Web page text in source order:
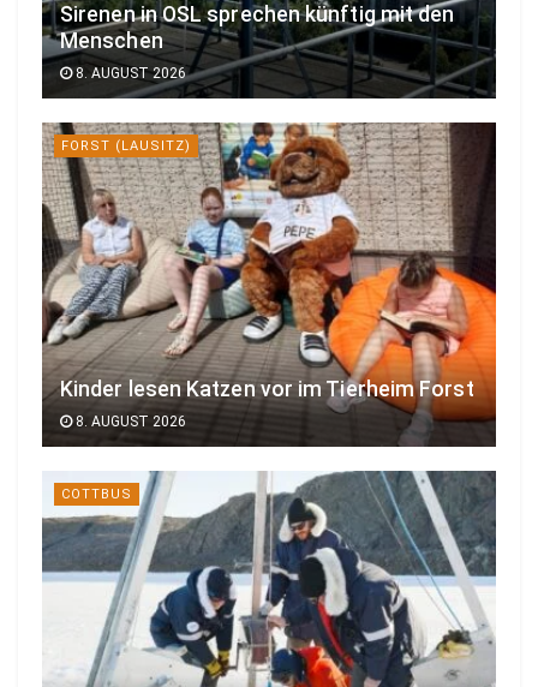
Sirenen in OSL sprechen künftig mit den
Menschen
8. AUGUST 2026
FORST (LAUSITZ)
Kinder lesen Katzen vor im Tierheim Forst
8. AUGUST 2026
COTTBUS